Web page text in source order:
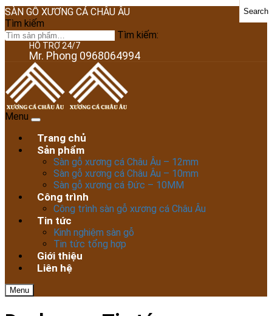
SÀN GỖ XƯƠNG CÁ CHÂU ÂU
Tìm kiếm
Tìm kiếm:
Search
HỖ TRỢ 24/7
Mr. Phong 0968064994
Menu
Trang chủ
Sản phẩm
Sàn gỗ xương cá Châu Âu – 12mm
Sàn gỗ xương cá Châu Âu – 10mm
Sàn gỗ xương cá Đức – 10MM
Công trình
Công trình sàn gỗ xương cá Châu Âu
Tin tức
Kinh nghiệm sàn gỗ
Tin tức tổng hợp
Giới thiệu
Liên hệ
Menu